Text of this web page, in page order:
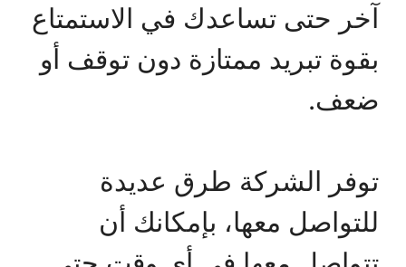
آخر حتى تساعدك في الاستمتاع
بقوة تبريد ممتازة دون توقف أو
ضعف.
توفر الشركة طرق عديدة
للتواصل معها، بإمكانك أن